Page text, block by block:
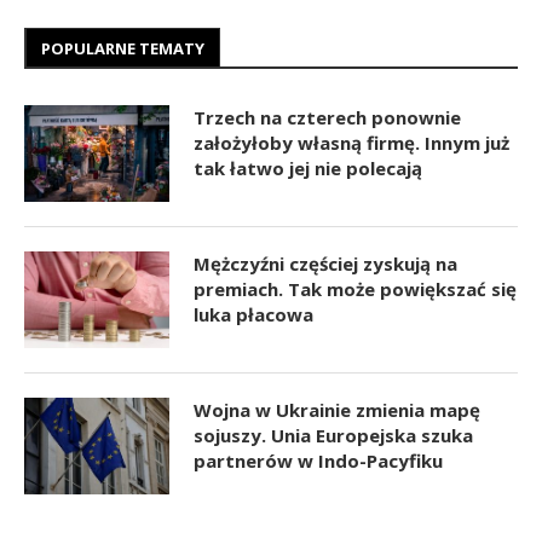
POPULARNE TEMATY
Trzech na czterech ponownie
założyłoby własną firmę. Innym już
tak łatwo jej nie polecają
Mężczyźni częściej zyskują na
premiach. Tak może powiększać się
luka płacowa
Wojna w Ukrainie zmienia mapę
sojuszy. Unia Europejska szuka
partnerów w Indo-Pacyfiku